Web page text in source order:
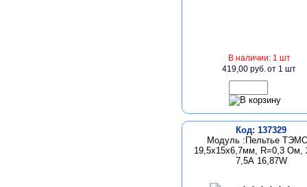
В наличии: 1 шт
419,00 руб.от 1 шт
Код: 137329
Модуль :Пельтье
19,5х15х6,7мм, R=0,3 Ом,
7,5А 16,87W